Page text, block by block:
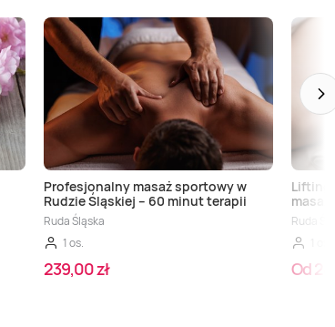
Profesjonalny masaż sportowy w
Rudzie Śląskiej – 60 minut terapii
Ruda Śląska
1 os.
239,00 zł
Lifting
masaż
Ruda
Od